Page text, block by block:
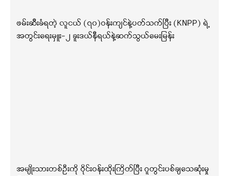
ဖမ်းဆီးခံရတဲ့ လူငယ် (၇၀)ဝန်းကျင်နဲ့ပတ်သက်ပြီး (KNPP) ရဲ့
အတွင်းရေးမှူး-၂ ခူးဒယ်နီရယ်နဲ့ဆက်သွယ်မေးမြန်း
အမျိုးသားတစ်ဦးကို ဝိုင်းဝန်းထိုးကြိတ်ပြီး ဂူတွင်းပစ်ချသေဆုံးမှု